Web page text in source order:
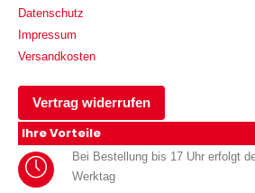
Datenschutz
Impressum
Versandkosten
Vertrag widerrufen
Ihre Vorteile
Bei Bestellung bis 17 Uhr erfolgt
Werktag